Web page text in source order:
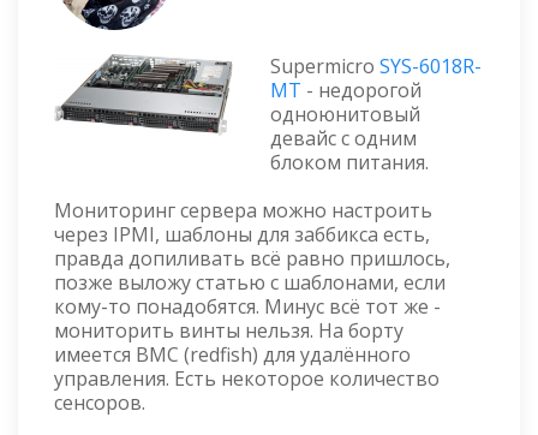
Supermicro SYS-6018R-
MT - недорогой
одноюнитовый
девайс с одним
блоком питания.
Мониторинг сервера можно настроить
через IPMI, шаблоны для заббикса есть,
правда допиливать всё равно пришлось,
позже выложу статью с шаблонами, если
кому-то понадобятся. Минус всё тот же -
мониторить винты нельзя. На борту
имеется BMC (redfish) для удалённого
управления. Есть некоторое количество
сенсоров.